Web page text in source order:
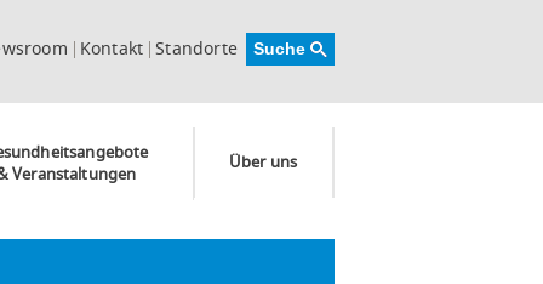
Kontakt Standorte
Veranstaltungen
Über uns